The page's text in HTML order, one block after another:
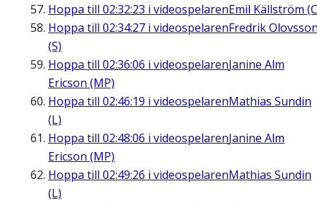
Hoppa till 02:32:23 i videospelarenEmil Källström
Hoppa till 02:34:27 i videospelarenFredrik
(S)
Hoppa till 02:36:06 i videospelarenJanine Alm
Ericson (MP)
Hoppa till 02:46:19 i videospelarenMathias Sundin
(L)
Hoppa till 02:48:06 i videospelarenJanine Alm
Ericson (MP)
Hoppa till 02:49:26 i videospelarenMathias Sundin
(L)